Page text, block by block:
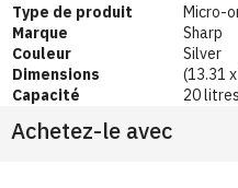
Type de produit
Micro-
Marque
Sharp
Couleur
Silver
Dimensions
(13.31
Capacité
20 litres
Achetez-le avec